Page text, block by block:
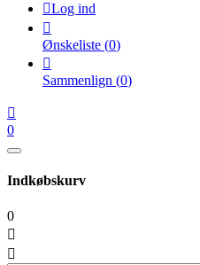
Log ind

Ønskeliste (0)

Sammenlign (0)

0
Indkøbskurv
0

